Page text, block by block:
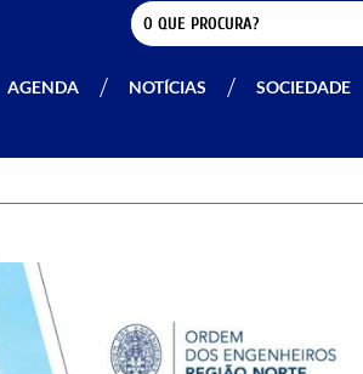
AGENDA NOTÍCIAS SOCIEDADE